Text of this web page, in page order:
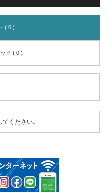
( 0 )
ク ( 0 )
てください。